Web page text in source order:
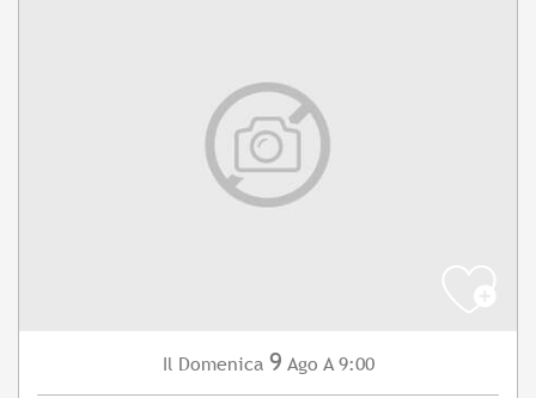
Il Domenica 9 Ago A 9:00